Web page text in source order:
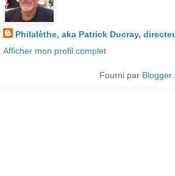
Philalèthe, aka Patrick Ducray,
Afficher mon profil complet
Fourni par Blogger.